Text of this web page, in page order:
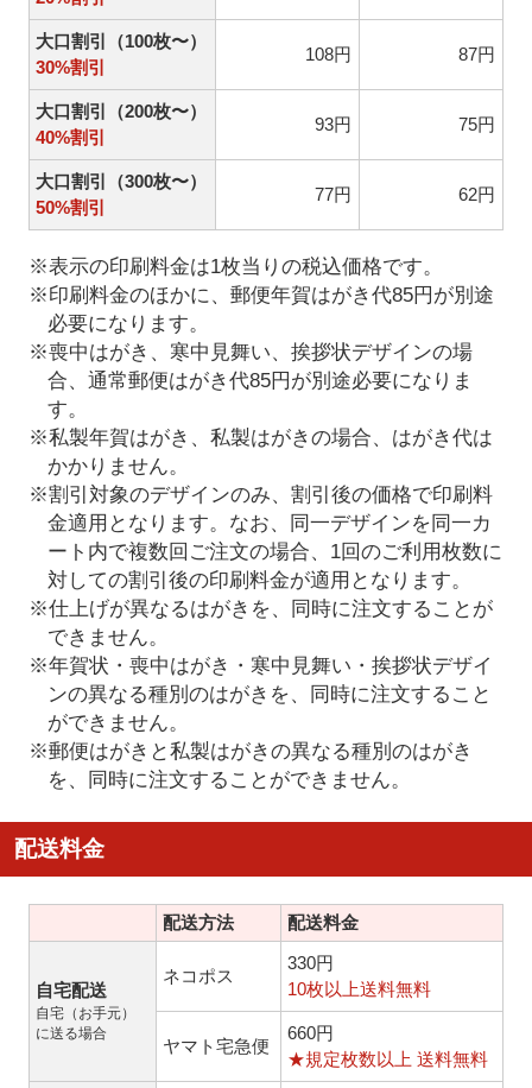
大口割引（100枚〜）
30%割引
108円 87円
大口割引（200枚〜）
40%割引
93円 75円
大口割引（300枚〜）
50%割引
77円 62円
※表示の印刷料金は1枚当りの税込価格です。
※印刷料金のほかに、郵便年賀はがき代85円が別途
必要になります。
※喪中はがき、寒中見舞い、挨拶状デザインの場
合、通常郵便はがき代85円が別途必要になりま
す。
※私製年賀はがき、私製はがきの場合、はがき代は
かかりません。
※割引対象のデザインのみ、割引後の価格で印刷料
金適用となります。なお、同一デザインを同一カ
ート内で複数回ご注文の場合、1回のご利用枚数に
対しての割引後の印刷料金が適用となります。
※仕上げが異なるはがきを、同時に注文することが
できません。
※年賀状・喪中はがき・寒中見舞い・挨拶状デザイ
ンの異なる種別のはがきを、同時に注文すること
ができません。
※郵便はがきと私製はがきの異なる種別のはがき
を、同時に注文することができません。
配送料金
配送方法 配送料金
自宅配送
自宅（お手元）
に送る場合
ネコポス
330円
10枚以上送料無料
ヤマト宅急便
660円
★規定枚数以上 送料無料